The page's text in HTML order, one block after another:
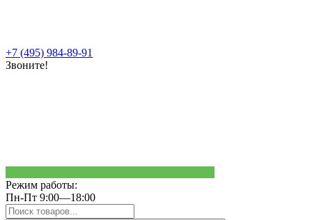
+7 (495) 984-89-91
Звоните!
Режим работы:
Пн-Пт 9:00—18:00